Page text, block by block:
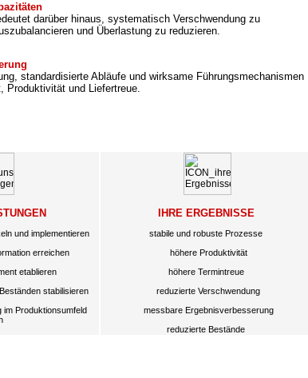
darüber hinaus, systematisch Verschwendung zu
und Überlastung zu reduzieren.
standardisierte Abläufe und wirksame Führungsmechanismen
Produktivität und Liefertreue.
und implementieren
erreichen
etablieren
stabilisieren
Produktionsumfeld
IHRE ERGEBNISSE
stabile und robuste Prozesse
höhere Produktivität
höhere Termintreue
reduzierte Verschwendung
messbare Ergebnisverbesserung
reduzierte Bestände